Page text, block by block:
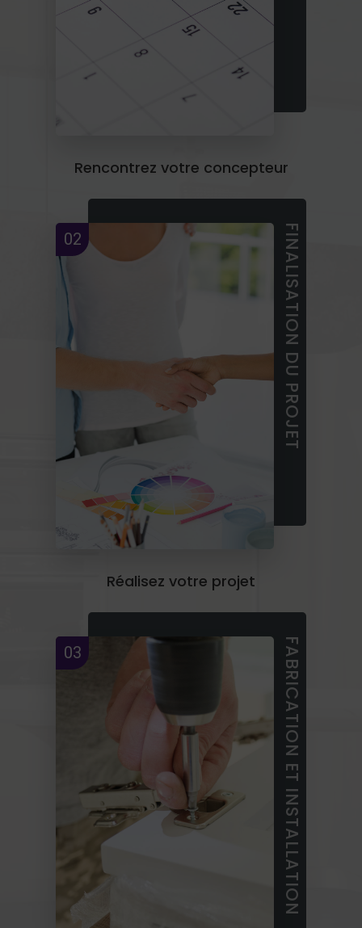
Rencontrez votre concepteur
FINALISATION DU PROJET
02
Réalisez votre projet
FABRICATION ET INSTALLATION
03